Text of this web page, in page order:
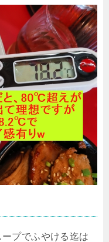
プでふやける迄は